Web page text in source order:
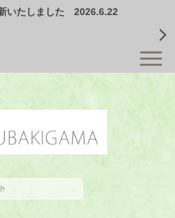
いたしました 2026.6.22